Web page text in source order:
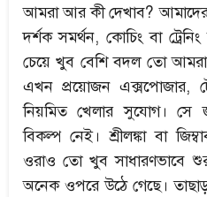
আমরা আর কী দেখাব? আমাদের
দর্শক সমর্থন, কোচিং বা
চেয়ে খুব বেশি বদল তো
এখন প্রয়োজন এক্সপোজার,
নিয়মিত খেলার সুযোগ। সে
বিকল্প নেই। শ্রীলঙ্কা বা
ওরাও তো খুব
অনেক ওপরে উঠে গেছে।